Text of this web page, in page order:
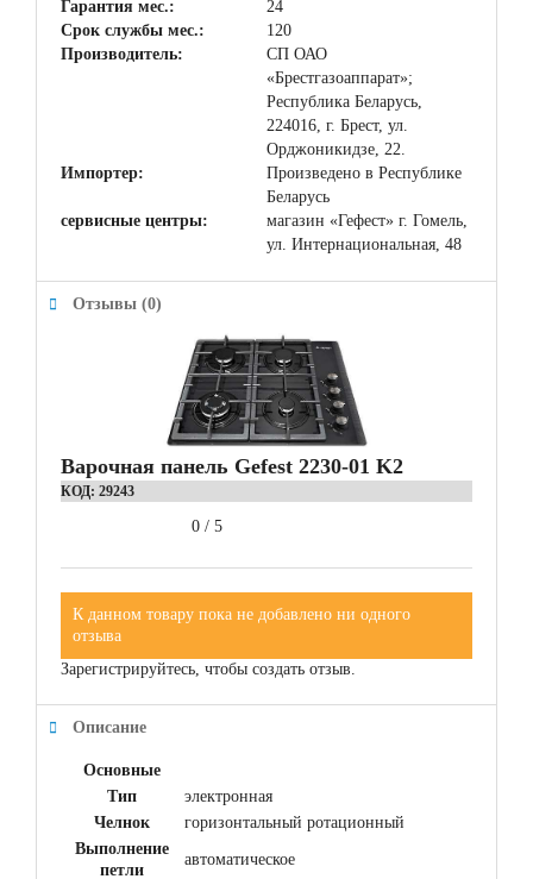
Гарантия мес.:
24
Срок службы мес.:
120
Производитель:
СП ОАО
«Брестгазоаппарат»;
Республика Беларусь,
224016, г. Брест, ул.
Орджоникидзе, 22.
Импортер:
Произведено в Республике
Беларусь
сервисные центры:
магазин «Гефест» г. Гомель,
ул. Интернациональная, 48
Отзывы (0)
Варочная панель Gefest 2230-01 K2
КОД: 29243
0 / 5
К данном товару пока не добавлено ни одного
отзыва
Зарегистрируйтесь, чтобы создать отзыв.
Описание
Основные
Тип
электронная
Челнок
горизонтальный ротационный
Выполнение
петли
автоматическое